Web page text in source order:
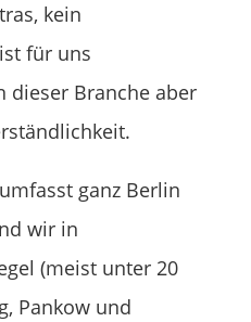
kein
für uns
dieser Branche aber
ganz Berlin
wir in
(meist unter 20
Pankow und